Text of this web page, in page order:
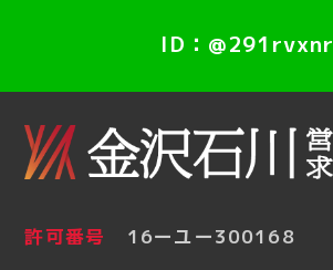
ID：@291rvxnr
許可番号
16ーユー300168